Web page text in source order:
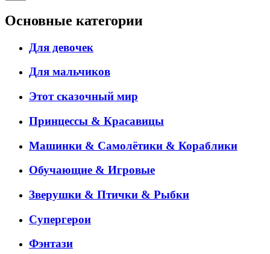
Основные категории
Для девочек
Для мальчиков
Этот сказочный мир
Принцессы & Красавицы
Машинки & Самолётики & Кораблики
Обучающие & Игровые
Зверушки & Птички & Рыбки
Супергерои
Фэнтази